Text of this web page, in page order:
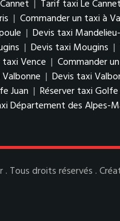
| Tarif taxi Le Cannet
| Commander un taxi à
| Devis taxi
| Devis taxi Mougins |
taxi Vence | Commander
| Devis taxi
Juan | Réserver taxi Golfe
Département des Alpes-
Tous droits réservés .